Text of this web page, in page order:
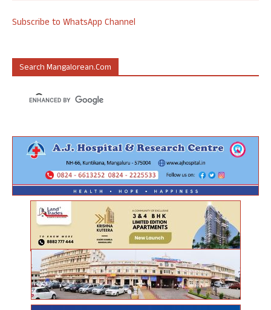
Subscribe to WhatsApp Channel
Search Mangalorean.com